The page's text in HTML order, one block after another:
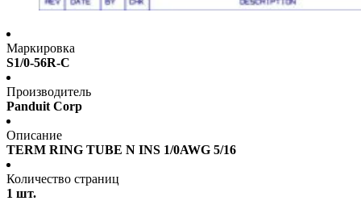
Маркировка
S1/0-56R-C
Производитель
Panduit Corp
Описание
TERM RING TUBE N INS 1/0AWG 5/16
Количество страниц
1 шт.